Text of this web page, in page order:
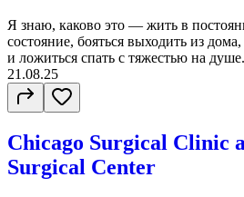
Я знаю, каково это — жить в
состояние, бояться выходить из
и ложиться спать с тяжестью на
21.08.25
Chicago Surgical Clinic
Surgical Center